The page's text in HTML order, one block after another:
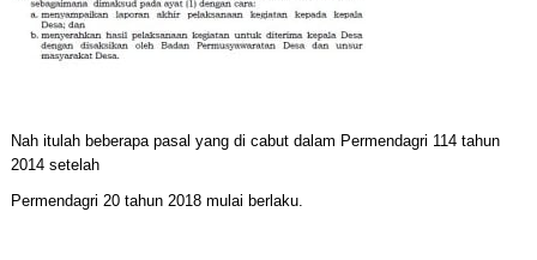
Nah itulah beberapa pasal yang di cabut dalam Permendagri 114 tahun
2014 setelah
Permendagri 20 tahun 2018 mulai berlaku.